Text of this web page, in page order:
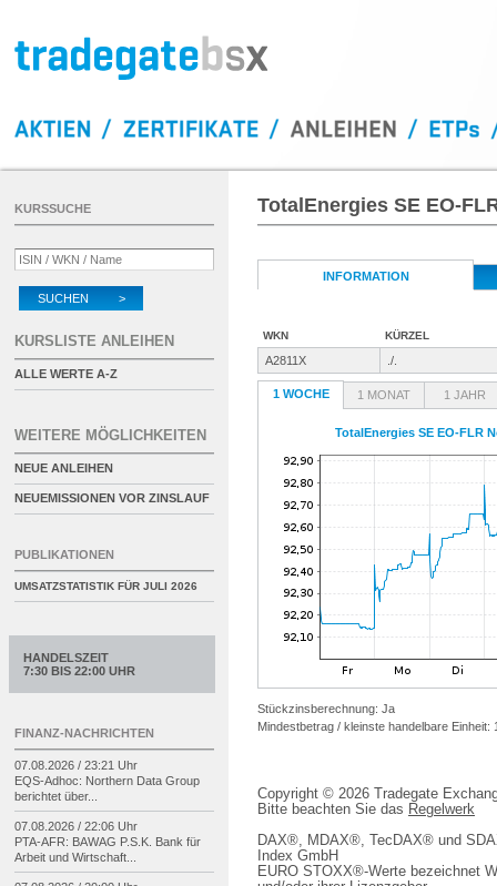
TotalEnergies SE EO-
INFORMATION
WKN KÜRZEL
A2811X ./.
1 WOCHE 1 MONAT 1 JAHR
TotalEnergies SE EO-FLR
Stückzinsberechnung: Ja
Mindestbetrag / kleinste handelbare Einheit:
Copyright © 2026 Tradegate
Bitte beachten Sie das Regelwerk
DAX®, MDAX®, TecDAX® und
Index GmbH
EURO STOXX®-Werte bezeichnet
KURSSUCHE
SUCHEN >
KURSLISTE ANLEIHEN
ALLE WERTE A-Z
WEITERE MÖGLICHKEITEN
NEUE ANLEIHEN
NEUEMISSIONEN VOR ZINSLAUF
PUBLIKATIONEN
UMSATZSTATISTIK FÜR JULI 2026
HANDELSZEIT
7:30 BIS 22:00 UHR
FINANZ-NACHRICHTEN
07.08.2026 / 23:21 Uhr
EQS-Adhoc: Northern Data Group
berichtet über...
07.08.2026 / 22:06 Uhr
PTA-AFR: BAWAG P.S.K. Bank für
Arbeit und Wirtschaft...